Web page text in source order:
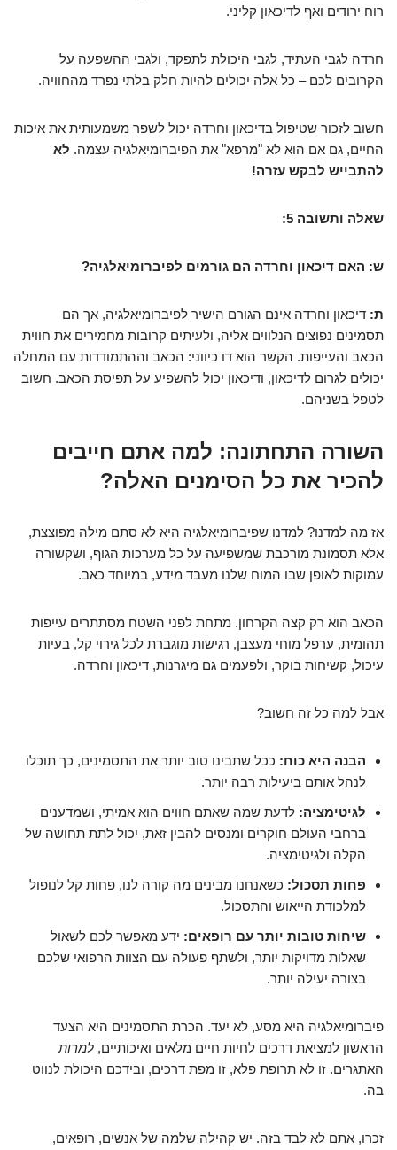
רוח ירודים ואף לדיכאון קליני.
חרדה לגבי העתיד, לגבי היכולת לתפקד, ולגבי ההשפעה על
הקרובים לכם – כל אלה יכולים להיות חלק בלתי נפרד מהחוויה.
חשוב לזכור שטיפול בדיכאון וחרדה יכול לשפר משמעותית את איכות
החיים, גם אם הוא לא "מרפא" את הפיברומיאלגיה עצמה. לא
להתבייש לבקש עזרה!
שאלה ותשובה 5:
ש: האם דיכאון וחרדה הם גורמים לפיברומיאלגיה?
ת: דיכאון וחרדה אינם הגורם הישיר לפיברומיאלגיה, אך הם
תסמינים נפוצים הנלווים אליה, ולעיתים קרובות מחמירים את חווית
הכאב והעייפות. הקשר הוא דו כיווני: הכאב וההתמודדות עם המחלה
יכולים לגרום לדיכאון, ודיכאון יכול להשפיע על תפיסת הכאב. חשוב
לטפל בשניהם.
השורה התחתונה: למה אתם חייבים
להכיר את כל הסימנים האלה?
אז מה למדנו? למדנו שפיברומיאלגיה היא לא סתם מילה מפוצצת,
אלא תסמונת מורכבת שמשפיעה על כל מערכות הגוף, ושקשורה
עמוקות לאופן שבו המוח שלנו מעבד מידע, במיוחד כאב.
הכאב הוא רק קצה הקרחון. מתחת לפני השטח מסתתרים עייפות
תהומית, ערפל מוחי מעצבן, רגישות מוגברת לכל גירוי קל, בעיות
עיכול, קשיחות בוקר, ולפעמים גם מיגרנות, דיכאון וחרדה.
אבל למה כל זה חשוב?
הבנה היא כוח: ככל שתבינו טוב יותר את התסמינים, כך תוכלו
לנהל אותם ביעילות רבה יותר.
לגיטימציה: לדעת שמה שאתם חווים הוא אמיתי, ושמדענים
ברחבי העולם חוקרים ומנסים להבין זאת, יכול לתת תחושה של
הקלה ולגיטימציה.
פחות תסכול: כשאנחנו מבינים מה קורה לנו, פחות קל לנופול
למלכודת הייאוש והתסכול.
שיחות טובות יותר עם רופאים: ידע מאפשר לכם לשאול
שאלות מדויקות יותר, ולשתף פעולה עם הצוות הרפואי שלכם
בצורה יעילה יותר.
פיברומיאלגיה היא מסע, לא יעד. הכרת התסמינים היא הצעד
הראשון למציאת דרכים לחיות חיים מלאים ואיכותיים, למרות
האתגרים. זו לא תרופת פלא, זו מפת דרכים, ובידכם היכולת לנווט
בה.
זכרו, אתם לא לבד בזה. יש קהילה שלמה של אנשים, רופאים,